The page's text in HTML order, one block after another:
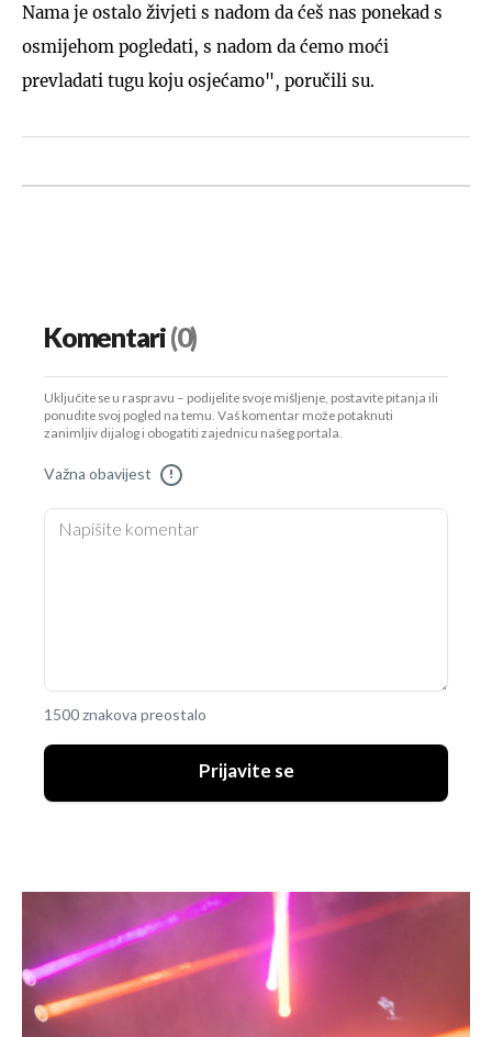
Nama je ostalo živjeti s nadom da ćeš nas ponekad s
osmijehom pogledati, s nadom da ćemo moći
prevladati tugu koju osjećamo", poručili su.
Komentari(0)
Uključite se u raspravu – podijelite svoje mišljenje, postavite pitanja ili
ponudite svoj pogled na temu. Vaš komentar može potaknuti
zanimljiv dijalog i obogatiti zajednicu našeg portala.
Važna obavijest !
1500 znakova preostalo
Prijavite se